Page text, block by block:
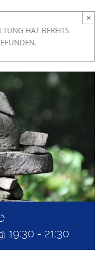
HAT BEREITS
×
19:30 - 21:30